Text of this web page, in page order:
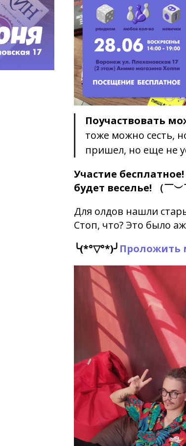
Поучаствовать
тоже можно сесть,
пришел, но еще не
Участие
будет веселье! （￣
Для олдов нашли
Стоп, что? Это было
╰(*°▽°*)╯ Проложить